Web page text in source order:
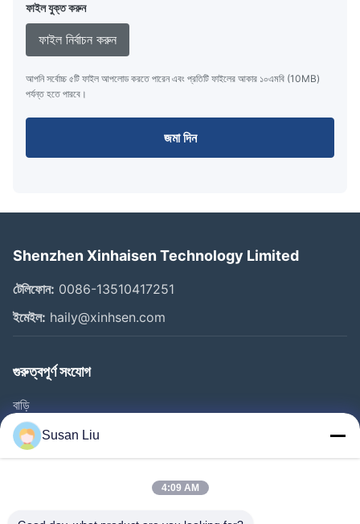
ফাইল যুক্ত করুন
ফাইল নির্বাচন করুন
আপনি সর্বোচ্চ ৫টি ফাইল আপলোড করতে পারেন এবং প্রতিটি ফাইলের আকার ১০এমবি (10MB)
পর্যন্ত হতে পারবে।
জমা দিন
Shenzhen Xinhaisen Technology Limited
টেলিফোন: 0086-13510417251
ইমেইল: haily@xinhsen.com
গুরুত্বপূর্ণ সংযোগ
বাড়ি
পণ্য
ভিডিও
কারখানা ভ্রমণ
Susan Liu
4:09 AM